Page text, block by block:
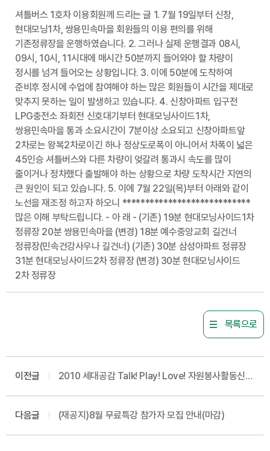
셔틀버스 1호차 이용회원께 드리는 글 1. 7월 19일부터 신창,
현대모닝1차, 쌍용민속마을 회원들의 이용 편의를 위해
기존정류장을 운행하였습니다. 2. 그러나 실제 운행결과 08시,
09시, 10시, 11시대에 매시간 50분까지 들어와야 할 차량이
정시를 넘겨 들어오는 상황입니다. 3. 이에 50분에 도착하여
준비후 정시에 수업에 참여해야 하는 많은 회원들이 시간을 제대로
맞추지 못하는 일이 발생하고 있습니다. 4. 신창아파트 입구전
LPG충전소 좌회전 신호대기부터 현대모닝사이드1차,
쌍용민속마을 통과 소요시간이 7분이상 소요되고 신창아파트앞
2차로는 왕복2차로이긴 하나 정상도로폭이 아니어서 차폭이 넓은
45인승 셔틀버스와 다른 차량이 엊갈려 통과시 속도를 많이
줄이거나 정차했다 출발해야 하는 상황으로 차량 도착시간 지연의
큰 원인이 되고 있습니다. 5. 이에 7월 22일(목)부터 아래와 같이
노선을 재조정 하고자 하오니 ****************************
많은 이해 부탁드립니다. - 아 래 - (기존) 19분 현대모닝사이드1차
정류장 20분 쌍용민속마을 (변경) 18분 예수중앙교회 길건너
정류장(민속건강사우나 길건너) (기존) 30분 삼성아파트 정류장
31분 현대모닝사이드2차 정류장 (변경) 30분 현대모닝사이드
2차 정류장
목록으로
이전글
2010 세대공감 Talk! Play! Love! 자원봉사활동신청
다음글 (재공지)8월 무료특강 참가자 모집 안내(마감)